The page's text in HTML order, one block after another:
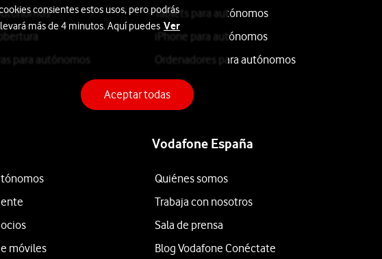
para autónomos
Tablets para autónomos
iPhone para autónomos
Ordenadores para autónomos
móviles
Vodafone España
Quiénes somos
Trabaja con nosotros
Sala de prensa
Blog Vodafone Conéctate
consientes estos usos, pero podrás
más de 4 minutos. Aquí puedes Ver
Aceptar todas